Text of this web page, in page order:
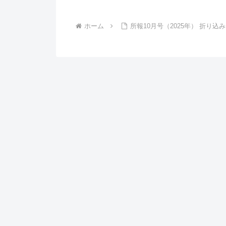
ホーム 所報10月号（2025年） 折り込